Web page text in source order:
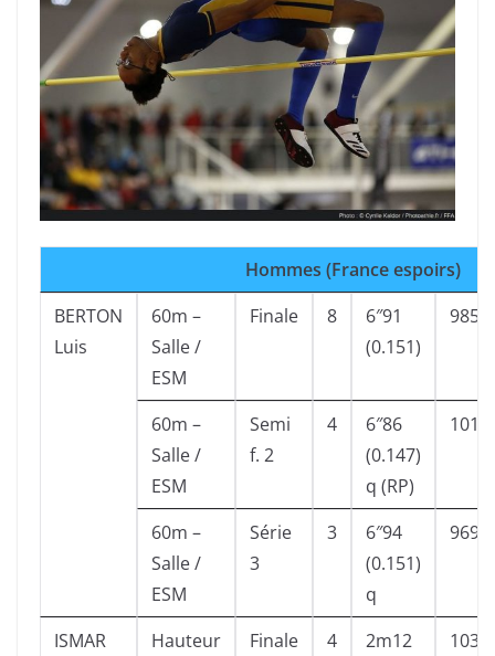
Hommes (France espoirs)
BERTON
Luis
60m –
Salle /
ESM
Finale 8
6″91
(0.151)
985
60m –
Salle /
ESM
Semi
f. 2
4
6″86
(0.147)
q (RP)
1011
60m –
Salle /
ESM
Série
3
3
6″94
(0.151)
q
969
ISMAR Hauteur Finale 4 2m12 1038